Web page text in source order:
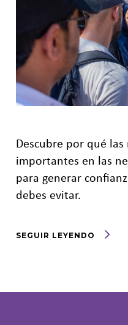
Descubre por qué
importantes en las
para generar
debes evitar.
SEGUIR LEYENDO